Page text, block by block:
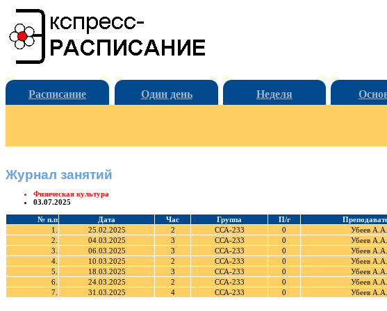
Расписание Один день Неделя
Журнал занятий
Физическая культура
03.07.2025
№ п.п Дата Час Группа П/г
1.
25.02.2025 2 ССА-233 0 Убеев А.А.
2.
04.03.2025 3 ССА-233 0 Убеев А.А.
3.
06.03.2025 3 ССА-233 0 Убеев А.А.
4.
10.03.2025 2 ССА-233 0 Убеев А.А.
5.
18.03.2025 3 ССА-233 0 Убеев А.А.
6.
24.03.2025 2 ССА-233 0 Убеев А.А.
7.
31.03.2025 4 ССА-233 0 Убеев А.А.